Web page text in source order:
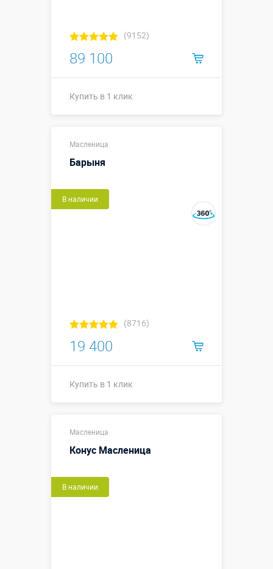
(9152)
89 100
Купить в 1 клик
Масленица
Барыня
В наличии
(8716)
19 400
Купить в 1 клик
Масленица
Конус Масленица
В наличии